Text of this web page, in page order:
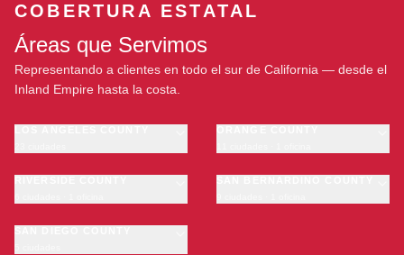
COBERTURA ESTATAL
Áreas que Servimos
Representando a clientes en todo el sur de California — desde el
Inland Empire hasta la costa.
Glendale
Pasadena
Irvine